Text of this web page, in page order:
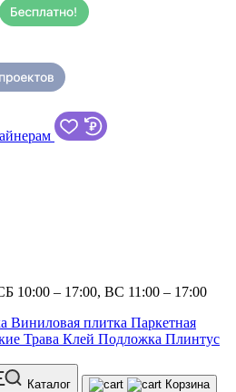
10:00 – 17:00, ВС 11:00 – 17:00
Виниловая плитка Паркетная
Трава Клей Подложка Плинтус
Каталог Корзина